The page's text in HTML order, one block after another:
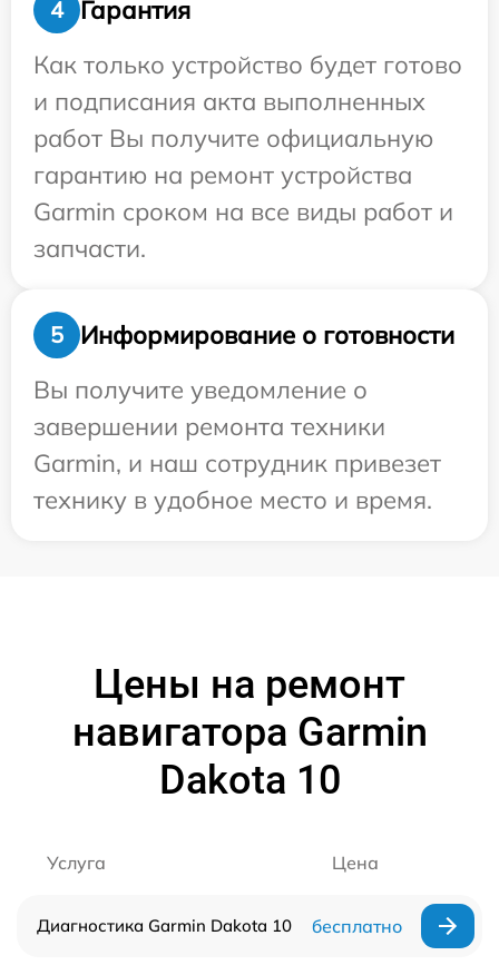
4
Гарантия
Как только устройство будет готово
и подписания акта выполненных
работ Вы получите официальную
гарантию на ремонт устройства
Garmin сроком на все виды работ и
запчасти.
5
Информирование о готовности
Вы получите уведомление о
завершении ремонта техники
Garmin, и наш сотрудник привезет
технику в удобное место и время.
Цены на ремонт
навигатора Garmin
Dakota 10
Услуга Цена
Диагностика Garmin Dakota 10 бесплатно